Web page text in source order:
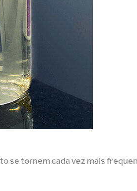
se tornem cada vez mais